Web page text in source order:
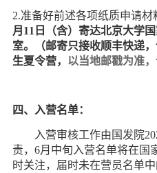
2.准备好前述各项纸质申请材
月11 日（含）寄达北京大学
室。（邮寄只接收顺丰快递
生夏令营， 以当地邮戳为准
四、入营名单：
入营审核工作由国发院
责，6月中旬入营名单将在国
时关注，届时未在营员名单